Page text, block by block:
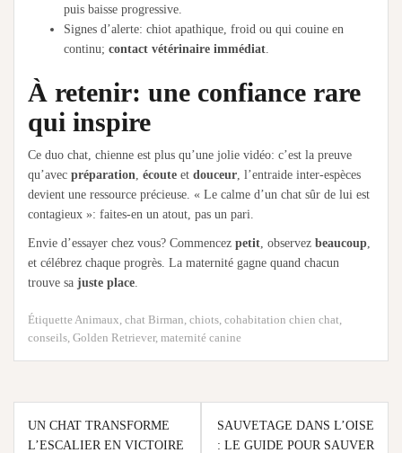
puis baisse progressive.
Signes d’alerte: chiot apathique, froid ou qui couine en
continu; contact vétérinaire immédiat
À retenir: une confiance rare
qui inspire
Ce duo chat, chienne est plus qu’une jolie vidéo: c’est la preuve
qu’avec préparation écoute et douceur , l’entraide inter-espèces
devient une ressource précieuse. « Le calme d’un chat sûr de lui est
contagieux »: faites-en un atout, pas un pari.
Envie d’essayer chez vous? Commencez petit , observez beaucoup
et célébrez chaque progrès. La maternité gagne quand chacun
trouve sa juste place
Étiquette Animaux chat Birman chiots cohabitation chien chat
conseils Golden Retriever, maternité canine
Navigation
de
UN CHAT TRANSFORME
L’ESCALIER EN VICTOIRE
SAUVETAGE DANS L’OISE
: LE GUIDE POUR SAUVER